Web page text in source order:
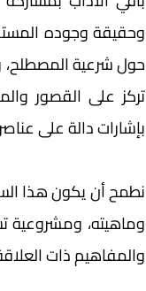
بإشارات دالة على
والمفاهيم ذات